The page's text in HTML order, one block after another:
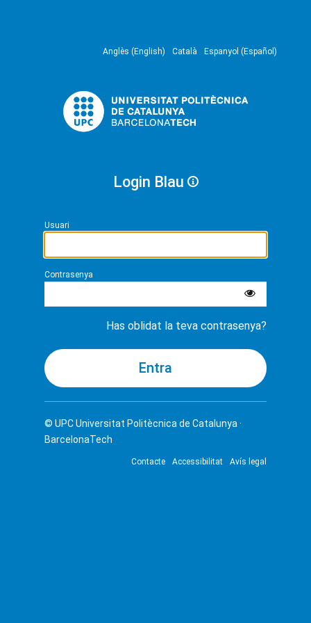
Anglès (English) Català Espanyol (Español)
Login Blau
Usuari
Contrasenya
Has oblidat la teva contrasenya?
© UPCUniversitat Politècnica de Catalunya ·
BarcelonaTech
Contacte Accessibilitat Avís legal